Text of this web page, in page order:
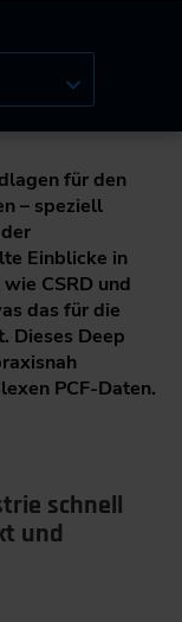
für den
– speziell
Einblicke in
CSRD und
das für die
Dieses Deep
PCF-Daten.
schnell
und